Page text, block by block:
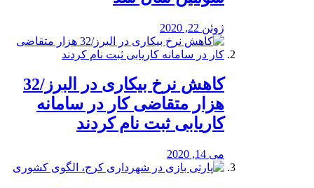
ژوئن 22, 2020
کاهش نرخ بیکاری در البرز/32
هزار متقاضی کار در سامانه
کاریابی ثبت نام کردند
می 14, 2020